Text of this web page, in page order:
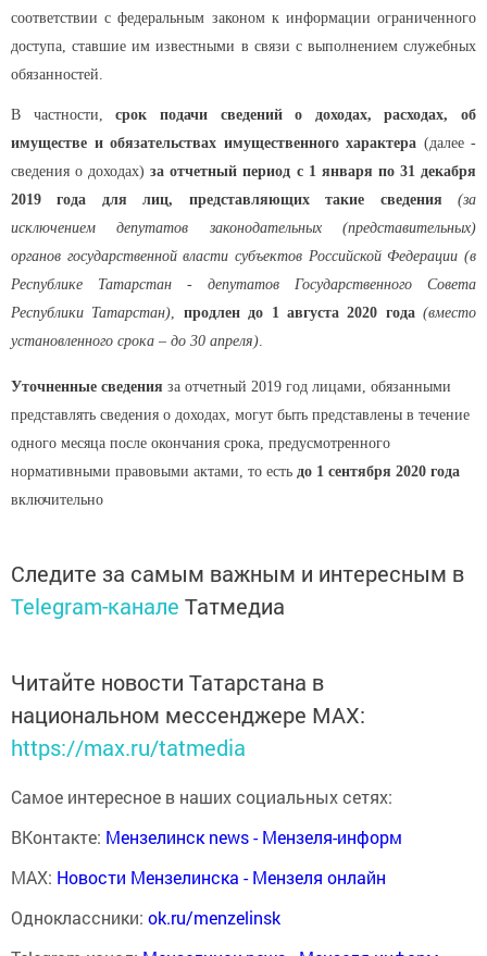
соответствии с федеральным законом к информации ограниченного
доступа, ставшие им известными в связи с выполнением служебных
обязанностей.
В частности,срок подачи сведений о доходах, расходах, об
имуществе и обязательствах имущественного характера (далее -
сведения о доходах) за отчетный период с 1 января по 31 декабря
2019 года для лиц, представляющих такие сведения (за
исключением депутатов законодательных (представительных)
органов государственной власти субъектов Российской Федерации (в
Республике Татарстан - депутатов Государственного Совета
Республики Татарстан)
продлен до 1 августа 2020 года (вместо
установленного срока – до 30 апреля)
Уточненные сведения за отчетный 2019 год лицами, обязанными
представлять сведения о доходах, могут быть представлены в течение
одного месяца после окончания срока, предусмотренного
нормативными правовыми актами, то есть до 1 сентября 2020 года
включительно
Следите за самым важным и интересным в
Telegram-канале Татмедиа
Читайте новости Татарстана в
национальном мессенджере MАХ:
https://max.ru/tatmedia
Самое интересное в наших социальных сетях:
ВКонтакте: Мензелинск news - Мензеля-информ
MAX: Новости Мензелинска - Мензеля онлайн
Одноклассники: ok.ru/menzelinsk